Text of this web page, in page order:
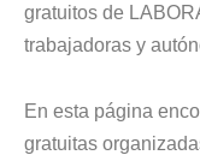
gratuitos de
trabajadoras y
En esta página
gratuitas